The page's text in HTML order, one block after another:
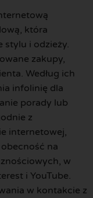
która
stylu i odzieży.
zakupy,
Według ich
infolinię dla
porady lub
z
internetowej,
na
w
i YouTube.
w kontakcie z